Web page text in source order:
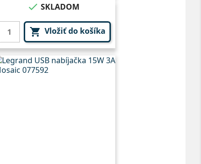
 SKLADOM
 Vložiť do košíka